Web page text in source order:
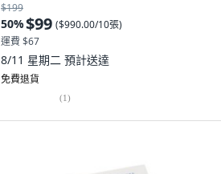
$199
50%$99 ($990.00/10張)
運費 $67
8/11 星期二 預計送達
免費退貨
(1)